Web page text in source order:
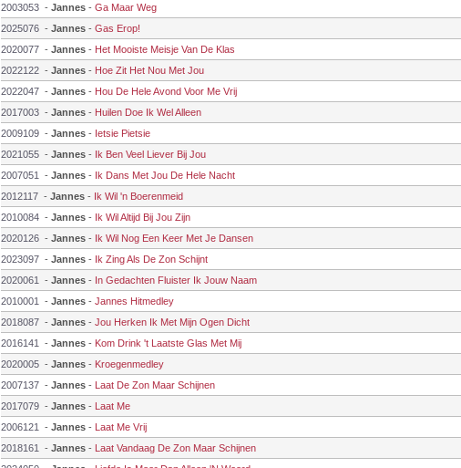
2003053 - Jannes - Ga Maar Weg
2025076 - Jannes - Gas Erop!
2020077 - Jannes - Het Mooiste Meisje Van De Klas
2022122 - Jannes - Hoe Zit Het Nou Met Jou
2022047 - Jannes - Hou De Hele Avond Voor Me Vrij
2017003 - Jannes - Huilen Doe Ik Wel Alleen
2009109 - Jannes - Ietsie Pietsie
2021055 - Jannes - Ik Ben Veel Liever Bij Jou
2007051
- Jannes - Ik Dans Met Jou De Hele Nacht
2012117 - Jannes - Ik Wil 'n Boerenmeid
2010084 - Jannes - Ik Wil Altijd Bij Jou Zijn
2020126 - Jannes - Ik Wil Nog Een Keer Met Je Dansen
2023097 - Jannes - Ik Zing Als De Zon Schijnt
2020061
- Jannes - In Gedachten Fluister Ik Jouw Naam
2010001
- Jannes - Jannes Hitmedley
2018087 - Jannes - Jou Herken Ik Met Mijn Ogen Dicht
2016141
- Jannes - Kom Drink 't Laatste Glas Met Mij
2020005 - Jannes - Kroegenmedley
2007137 - Jannes - Laat De Zon Maar Schijnen
2017079 - Jannes - Laat Me
2006121
- Jannes - Laat Me Vrij
2018161
- Jannes - Laat Vandaag De Zon Maar Schijnen